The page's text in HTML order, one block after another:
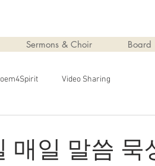
Sermons & Choir Board
Video Sharing
매일 말씀 묵